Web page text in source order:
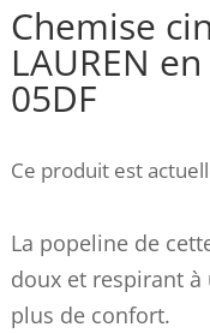
Chemise
LAUREN
05DF
Ce produit est
La popeline de
doux et respirant
plus de confort.